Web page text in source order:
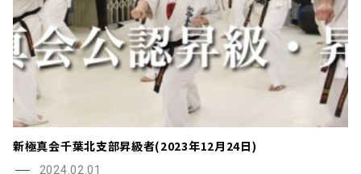
新極真会千葉北支部昇級者(2023年12月24日)
2024.02.01